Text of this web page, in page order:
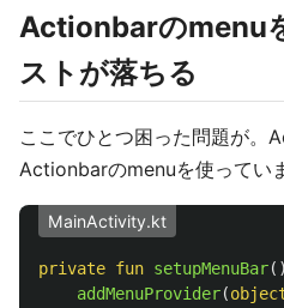
Actionbarのmenu
ストが落ちる
ここでひとつ困った問題が
Actionbarのmenuを使ってい
MainActivity.kt
private fun setupMenuBar()
addMenuProvider(